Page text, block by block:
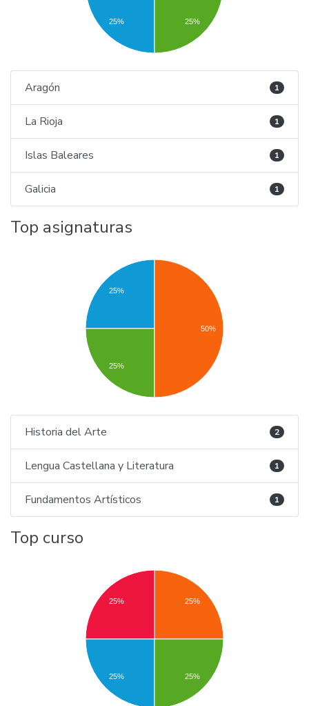
25% 25%
Aragón 1
La Rioja 1
Islas Baleares 1
Galicia 1
Top asignaturas
25%
25%
50%
Historia del Arte 2
Lengua Castellana y Literatura 1
Fundamentos Artísticos 1
Top curso
25%
25%
25% 25%